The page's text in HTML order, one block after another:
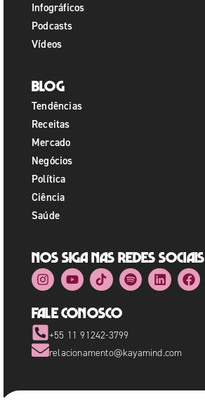
Infográficos
Podcasts
Vídeos
Blog
Tendências
Receitas
Mercado
Negócios
Política
Ciência
Saúde
Nos siga nas redes sociais
Fale Conosco
+55 11 91242-3799
relacionamento@kayamind.com